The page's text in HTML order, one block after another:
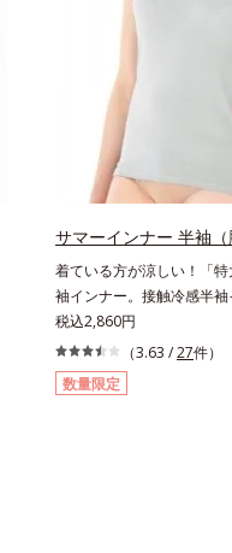
サマーインナー 半袖（
着ている方が涼しい！「
袖インナー。接触冷感半
いる方が、断然涼しくなる
インナーです。半袖は特大
きで、汗かきさんにおすす
臭ワキ汗止め付き薄型で「
税込2,860円
（3.63 /27件）
数量限定